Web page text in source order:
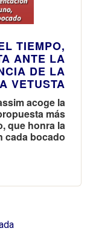
TIEMPO,
ANTE LA
DE LA
VETUSTA
acoge la
más
que honra la
cada bocado